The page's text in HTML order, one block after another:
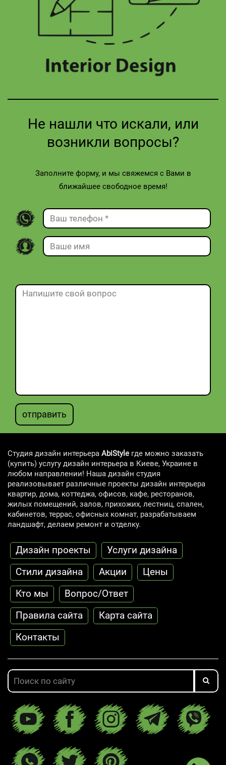
Не нашли что искали, или
возникли вопросы?
Заполните форму, и мы свяжемся с Вами в
ближайшее свободное время!
отправить
Студия дизайн интерьера AbiStyle где можно заказать
(купить) услугу дизайн интерьера в Киеве, Украине в
любом направлении! Наша дизайн студия
реализовывает различные проекты дизайн интерьера
квартир, дома, коттеджа, офисов, кафе, ресторанов,
жилых помещений, залов, прихожих, лестниц, спален,
кабинетов, террас, офисных комнат, разрабатываем
ландшафт, делаем ремонт и отделку.
Дизайн проекты
Услуги дизайна
Стили дизайна
Акции
Цены
Кто мы
Вопрос/Ответ
Правила сайта
Карта сайта
Контакты